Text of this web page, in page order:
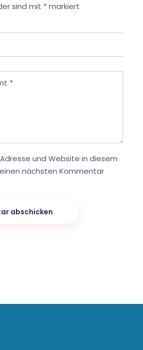
sind mit * markiert
und Website in diesem
nächsten Kommentar
abschicken